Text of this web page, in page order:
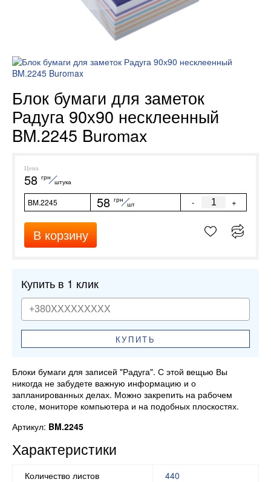
Блок бумаги для заметок
Радуга 90х90 несклеенный
BM.2245 Buromax
Цена
58 грн
штука
BM.2245 58 грн
шт - +
В корзину
Купить в 1 клик
КУПИТЬ
Блоки бумаги для записей "Радуга". С этой вещью Вы
никогда не забудете важную информацию и о
запланированных делах. Можно закрепить на рабочем
столе, мониторе компьютера и на подобных плоскостях.
Артикул: BM.2245
Характеристики
Количество листов
440